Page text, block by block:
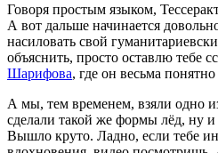
Говоря простым языком,
А вот дальше начинается
насиловать свой
объяснить, просто оставлю тебе
Шарифова, где он весьма понятно
А мы, тем временем, взяли одно
сделали такой же формы лёд, ну и
Вышло круто. Ладно, если тебе